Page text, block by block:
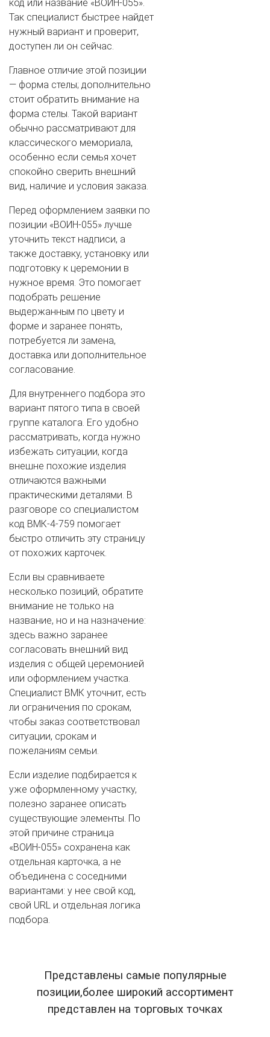
ВАШ ТЕЛЕФОН*
код или название «ВОИН-055».
Так специалист быстрее найдет
нужный вариант и проверит,
доступен ли он сейчас.
Главное отличие этой позиции
— форма стелы; дополнительно
стоит обратить внимание на
форма стелы. Такой вариант
обычно рассматривают для
классического мемориала,
особенно если семья хочет
спокойно сверить внешний
вид, наличие и условия заказа.
Перед оформлением заявки по
позиции «ВОИН-055» лучше
уточнить текст надписи, а
также доставку, установку или
подготовку к церемонии в
нужное время. Это помогает
подобрать решение
выдержанным по цвету и
форме и заранее понять,
потребуется ли замена,
доставка или дополнительное
согласование.
Для внутреннего подбора это
вариант пятого типа в своей
группе каталога. Его удобно
рассматривать, когда нужно
избежать ситуации, когда
внешне похожие изделия
отличаются важными
практическими деталями. В
разговоре со специалистом
код ВМК-4-759 помогает
быстро отличить эту страницу
от похожих карточек.
Если вы сравниваете
несколько позиций, обратите
внимание не только на
название, но и на назначение:
здесь важно заранее
согласовать внешний вид
изделия с общей церемонией
или оформлением участка.
Специалист ВМК уточнит, есть
ли ограничения по срокам,
чтобы заказ соответствовал
ситуации, срокам и
пожеланиям семьи.
Если изделие подбирается к
уже оформленному участку,
полезно заранее описать
существующие элементы. По
этой причине страница
«ВОИН-055» сохранена как
отдельная карточка, а не
объединена с соседними
вариантами: у нее свой код,
свой URL и отдельная логика
подбора.
Представлены самые популярные
позиции,более широкий ассортимент
представлен на торговых точках